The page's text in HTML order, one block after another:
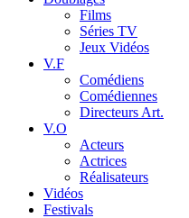
Films
Séries TV
Jeux Vidéos
V.F
Comédiens
Comédiennes
Directeurs Art.
V.O
Acteurs
Actrices
Réalisateurs
Vidéos
Festivals